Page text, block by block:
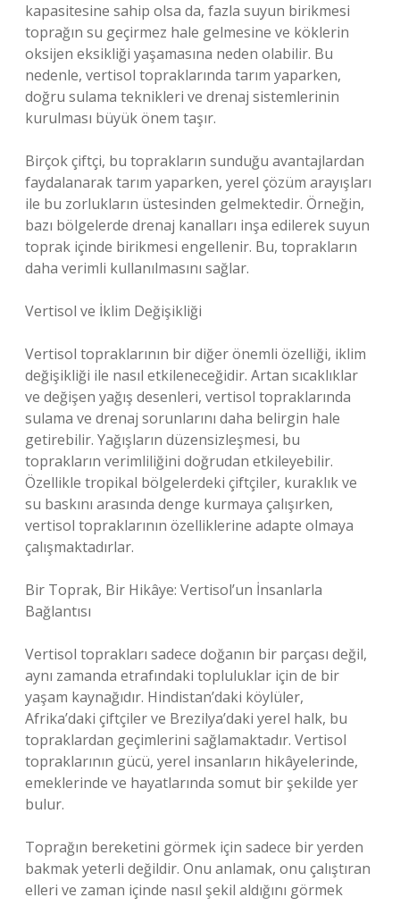
kapasitesine sahip olsa da, fazla suyun birikmesi
toprağın su geçirmez hale gelmesine ve köklerin
oksijen eksikliği yaşamasına neden olabilir. Bu
nedenle, vertisol topraklarında tarım yaparken,
doğru sulama teknikleri ve drenaj sistemlerinin
kurulması büyük önem taşır.
Birçok çiftçi, bu toprakların sunduğu avantajlardan
faydalanarak tarım yaparken, yerel çözüm arayışları
ile bu zorlukların üstesinden gelmektedir. Örneğin,
bazı bölgelerde drenaj kanalları inşa edilerek suyun
toprak içinde birikmesi engellenir. Bu, toprakların
daha verimli kullanılmasını sağlar.
Vertisol ve İklim Değişikliği
Vertisol topraklarının bir diğer önemli özelliği, iklim
değişikliği ile nasıl etkileneceğidir. Artan sıcaklıklar
ve değişen yağış desenleri, vertisol topraklarında
sulama ve drenaj sorunlarını daha belirgin hale
getirebilir. Yağışların düzensizleşmesi, bu
toprakların verimliliğini doğrudan etkileyebilir.
Özellikle tropikal bölgelerdeki çiftçiler, kuraklık ve
su baskını arasında denge kurmaya çalışırken,
vertisol topraklarının özelliklerine adapte olmaya
çalışmaktadırlar.
Bir Toprak, Bir Hikâye: Vertisol’un İnsanlarla
Bağlantısı
Vertisol toprakları sadece doğanın bir parçası değil,
aynı zamanda etrafındaki topluluklar için de bir
yaşam kaynağıdır. Hindistan’daki köylüler,
Afrika’daki çiftçiler ve Brezilya’daki yerel halk, bu
topraklardan geçimlerini sağlamaktadır. Vertisol
topraklarının gücü, yerel insanların hikâyelerinde,
emeklerinde ve hayatlarında somut bir şekilde yer
bulur.
Toprağın bereketini görmek için sadece bir yerden
bakmak yeterli değildir. Onu anlamak, onu çalıştıran
elleri ve zaman içinde nasıl şekil aldığını görmek